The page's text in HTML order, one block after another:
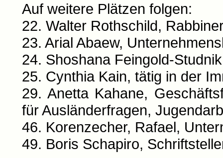
Auf weitere Plätzen folgen:
22. Walter Rothschild,
23. Arial Abaew,
24. Shoshana Feingold-
25. Cynthia Kain, tätig in der
29. Anetta Kahane,
für Ausländerfragen,
46. Korenzecher, Rafael,
49. Boris Schapiro,